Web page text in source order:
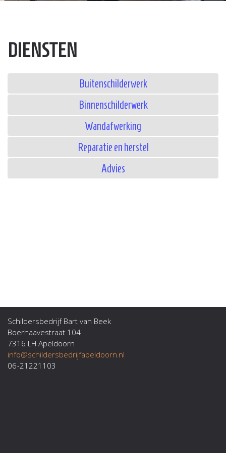
DIENSTEN
Buitenschilderwerk
Binnenschilderwerk
Wandafwerking
Reparatie en herstel
Advies
Schildersbedrijf Bart van Beek
Boerhaavestraat 104
7316 LH Apeldoorn
info@schildersbedrijfapeldoorn.nl
06-21221103